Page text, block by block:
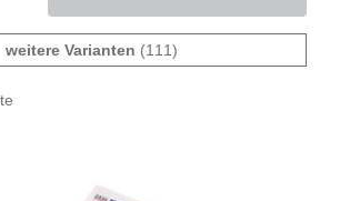
weitere Varianten (111)